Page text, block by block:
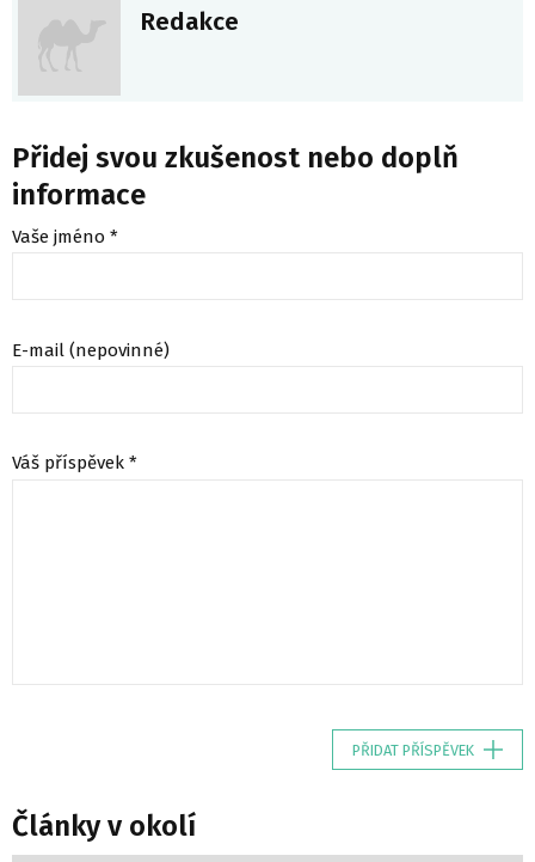
Redakce
Přidej svou zkušenost nebo doplň
informace
Vaše jméno *
E-mail (nepovinné)
Váš příspěvek *
PŘIDAT PŘÍSPĚVEK
Články v okolí